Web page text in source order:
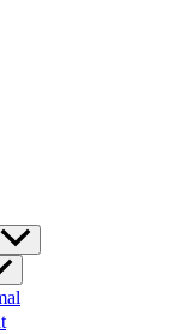
Menu
Toggle